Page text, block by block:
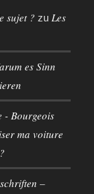
sujet ? zu Les
es Sinn
- Bourgeois
ma voiture
–